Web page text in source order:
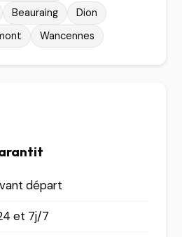
Beauraing
Dion
Wancennes
départ
et 7j/7